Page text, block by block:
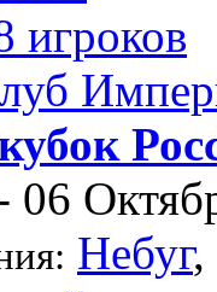
игроков
06
Небуг,